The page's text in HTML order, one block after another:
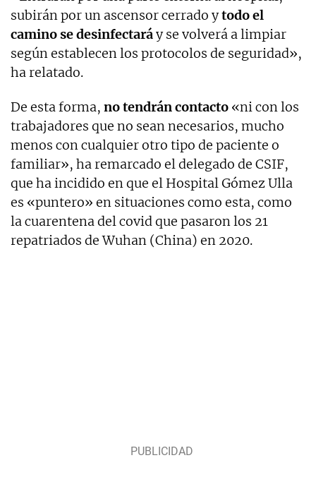
subirán por un ascensor cerrado ytodo el
camino se desinfectaráy se volverá a limpiar
según establecen los protocolos de seguridad»,
ha relatado.
De esta forma, no tendrán contacto «ni con los
trabajadores que no sean necesarios, mucho
menos con cualquier otro tipo de paciente o
familiar», ha remarcado el delegado de CSIF,
que ha incidido en que el Hospital Gómez Ulla
es «puntero» en situaciones como esta, como
la cuarentena del covid que pasaron los 21
repatriados de Wuhan (China) en 2020.